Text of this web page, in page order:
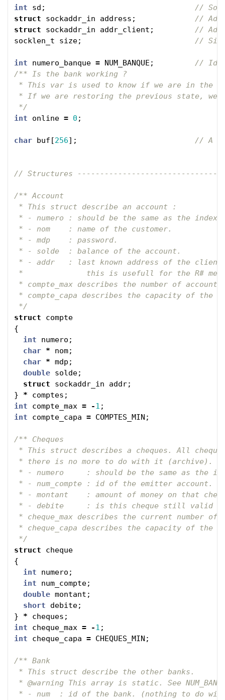
int sd ;
//
struct
sockaddr_in address ;
//
struct
sockaddr_in addr_client ;
//
socklen_t
size; //
int numero_banque = NUM_BANQUE ;
// Id
/** Is the bank working ?
* This var is used to know if we are in the
* If we are restoring the previous state, we
*/
int
online = 0 ;
char buf [256]; // A
// Structures
/** Account
* This struct describe an account :
* - numero : should be the same as the index
* - nom    : name of the customer.
* - mdp    : password.
* - solde  : balance of the account.
* - addr   : last known address of the
*              this is usefull for the R#
* compte_max describes the number of
* compte_capa describes the capacity of the
*/
struct
compte
{
int
numero ;
char * nom;
char * mdp ;
double solde;
struct
sockaddr_in addr;
}
* comptes ;
int
compte_max = -1 ;
int
compte_capa = COMPTES_MIN ;
/** Cheques
* This struct describes a cheques. All
* there is no more to do with it (archive).
* - numero     : should be the same as the
* - num_compte : id of the emitter account.
* - montant    : amount of money on that
* - debite     : is this cheque still valid ?
* cheque_max describes the current number of
* cheque_capa describes the capacity of the
*/
struct
cheque
{
int
numero ;
int
num_compte;
double montant ;
short
debite;
}
* cheques ;
int
cheque_max = -1 ;
int
cheque_capa = CHEQUES_MIN ;
/** Bank
* This struct describe the other banks.
* @warning This array is static. See
* - num  : id of the bank. (nothing to do